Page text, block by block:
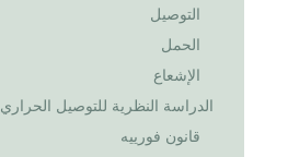
التوصيل
الحمل
الإشعاع
الدراسة النظرية للتوصيل الحراري
قانون فورييه